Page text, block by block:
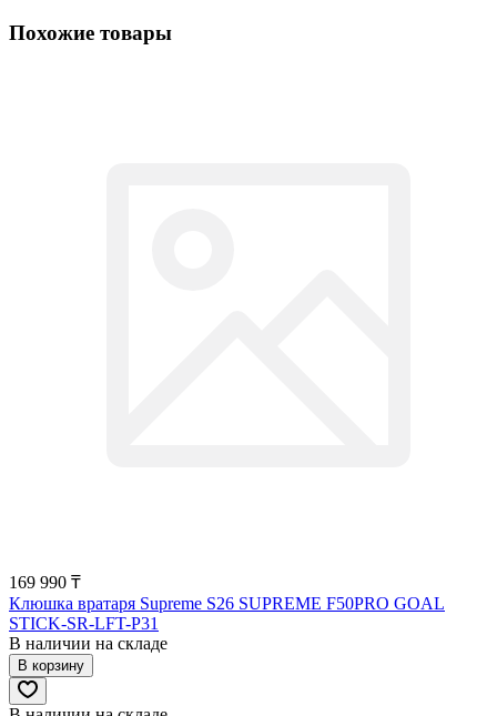
Похожие товары
169 990 ₸
Клюшка вратаря Supreme S26 SUPREME F50PRO GOAL
STICK-SR-LFT-P31
В наличии на складе
В корзину